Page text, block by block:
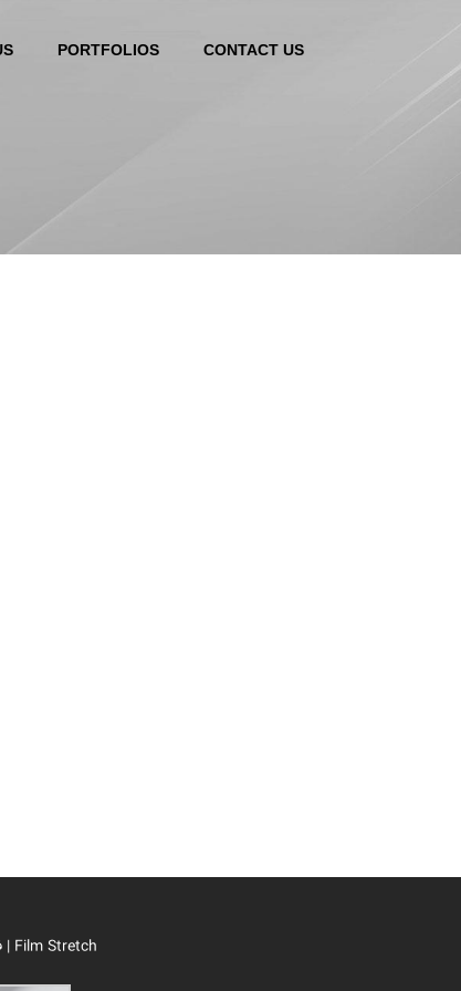
PORTFOLIOS CONTACT US
فیلم استرچ | Film Stretch